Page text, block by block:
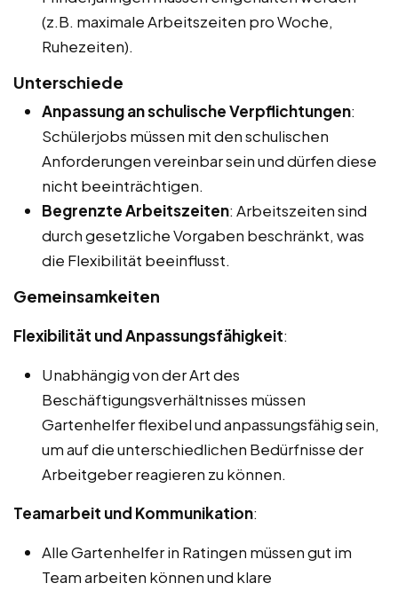
(z.B. maximale Arbeitszeiten pro Woche,
Ruhezeiten).
Unterschiede
Anpassung an schulische Verpflichtungen:
Schülerjobs müssen mit den schulischen
Anforderungen vereinbar sein und dürfen diese
nicht beeinträchtigen.
Begrenzte Arbeitszeiten: Arbeitszeiten sind
durch gesetzliche Vorgaben beschränkt, was
die Flexibilität beeinflusst.
Gemeinsamkeiten
Flexibilität und Anpassungsfähigkeit:
Unabhängig von der Art des
Beschäftigungsverhältnisses müssen
Gartenhelfer flexibel und anpassungsfähig sein,
um auf die unterschiedlichen Bedürfnisse der
Arbeitgeber reagieren zu können.
Teamarbeit und Kommunikation:
Alle Gartenhelfer in Ratingen müssen gut im
Team arbeiten können und klare